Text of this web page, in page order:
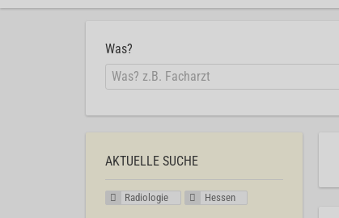
Was?
AKTUELLE SUCHE
Radiologie Hessen